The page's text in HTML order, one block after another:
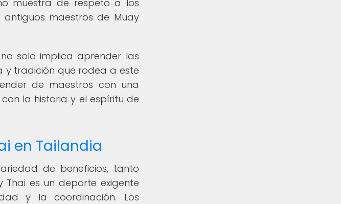
muestra de respeto a los
maestros de Muay
no solo implica aprender las
y tradición que rodea a este
de maestros con una
la historia y el espíritu de
en Tailandia
de beneficios, tanto
Thai es un deporte exigente
y la coordinación. Los